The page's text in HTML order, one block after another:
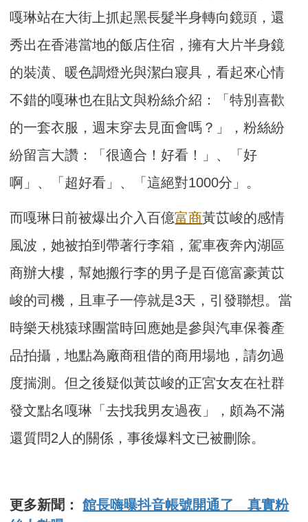
嘎琳站在大街上抓起黑長髮半身轉向鏡頭，還
秀出在香港當地的飯店住宿，擁有大片半身鏡
的裝潢、暖色調燈光與潔白寢具，看起來心情
不錯的嘎琳也在貼文與粉絲介紹：「特別喜歡
的一套衣服，週末穿去見面會嗎？」，粉絲紛
紛留言大讚：「很適合！好看！」、「好
啊」、「超好看」、「這絕對1000分」。
而嘎琳日前被爆出介入百億富商黃苡峻的感情
風波，她被拍到帶著行李箱，駕車夜奔內湖區
商辦大樓，幫她搬行李的男子是百億富豪黃苡
峻的司機，且車子一停就是3天，引發聯想。當
時樂天桃猿球團當時回應她是參與汽車保養產
品拍攝，地點為廠商租借的商用場地，請勿過
度揣測。但之後疑似黃苡峻的正宮女友在社群
發文點名嘎琳「去找我男友過夜」，頗為不滿
還質問2人的關係，事後爆料文已被刪除。
更多新聞：館長嗨曝抖音帳號開通了 真實粉